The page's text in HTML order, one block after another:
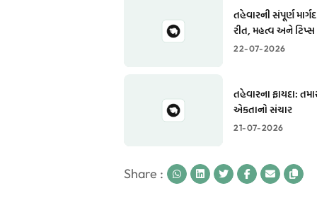
તહેવારની સંપૂર્ણ
રીત, મહત્વ અને ટિપ્સ
22-07-2026
તહેવારના ફાયદા:
એકતાનો સંચાર
21-07-2026
Share :